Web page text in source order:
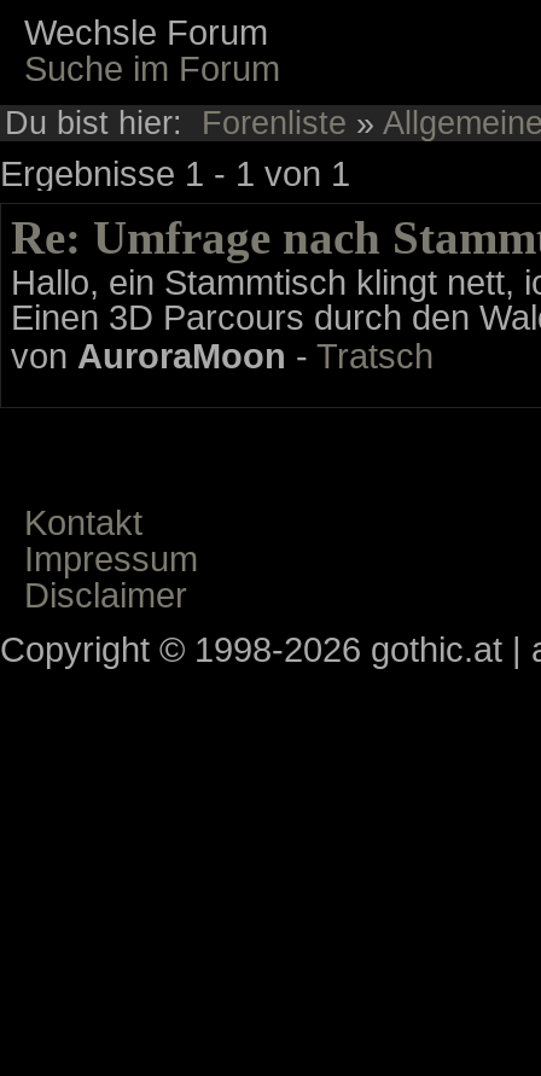
Wechsle Forum
Suche im Forum
Du bist hier: Forenliste »
Ergebnisse 1 - 1 von 1
Re: Umfrage nach
Hallo, ein Stammtisch klingt nett,
Einen 3D Parcours durch den
von AuroraMoon - Tratsch
Kontakt
Impressum
Disclaimer
Copyright © 1998-2026 gothic.at |